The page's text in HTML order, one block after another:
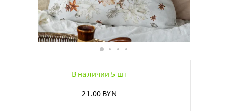
В наличии 5 шт
21.00 BYN